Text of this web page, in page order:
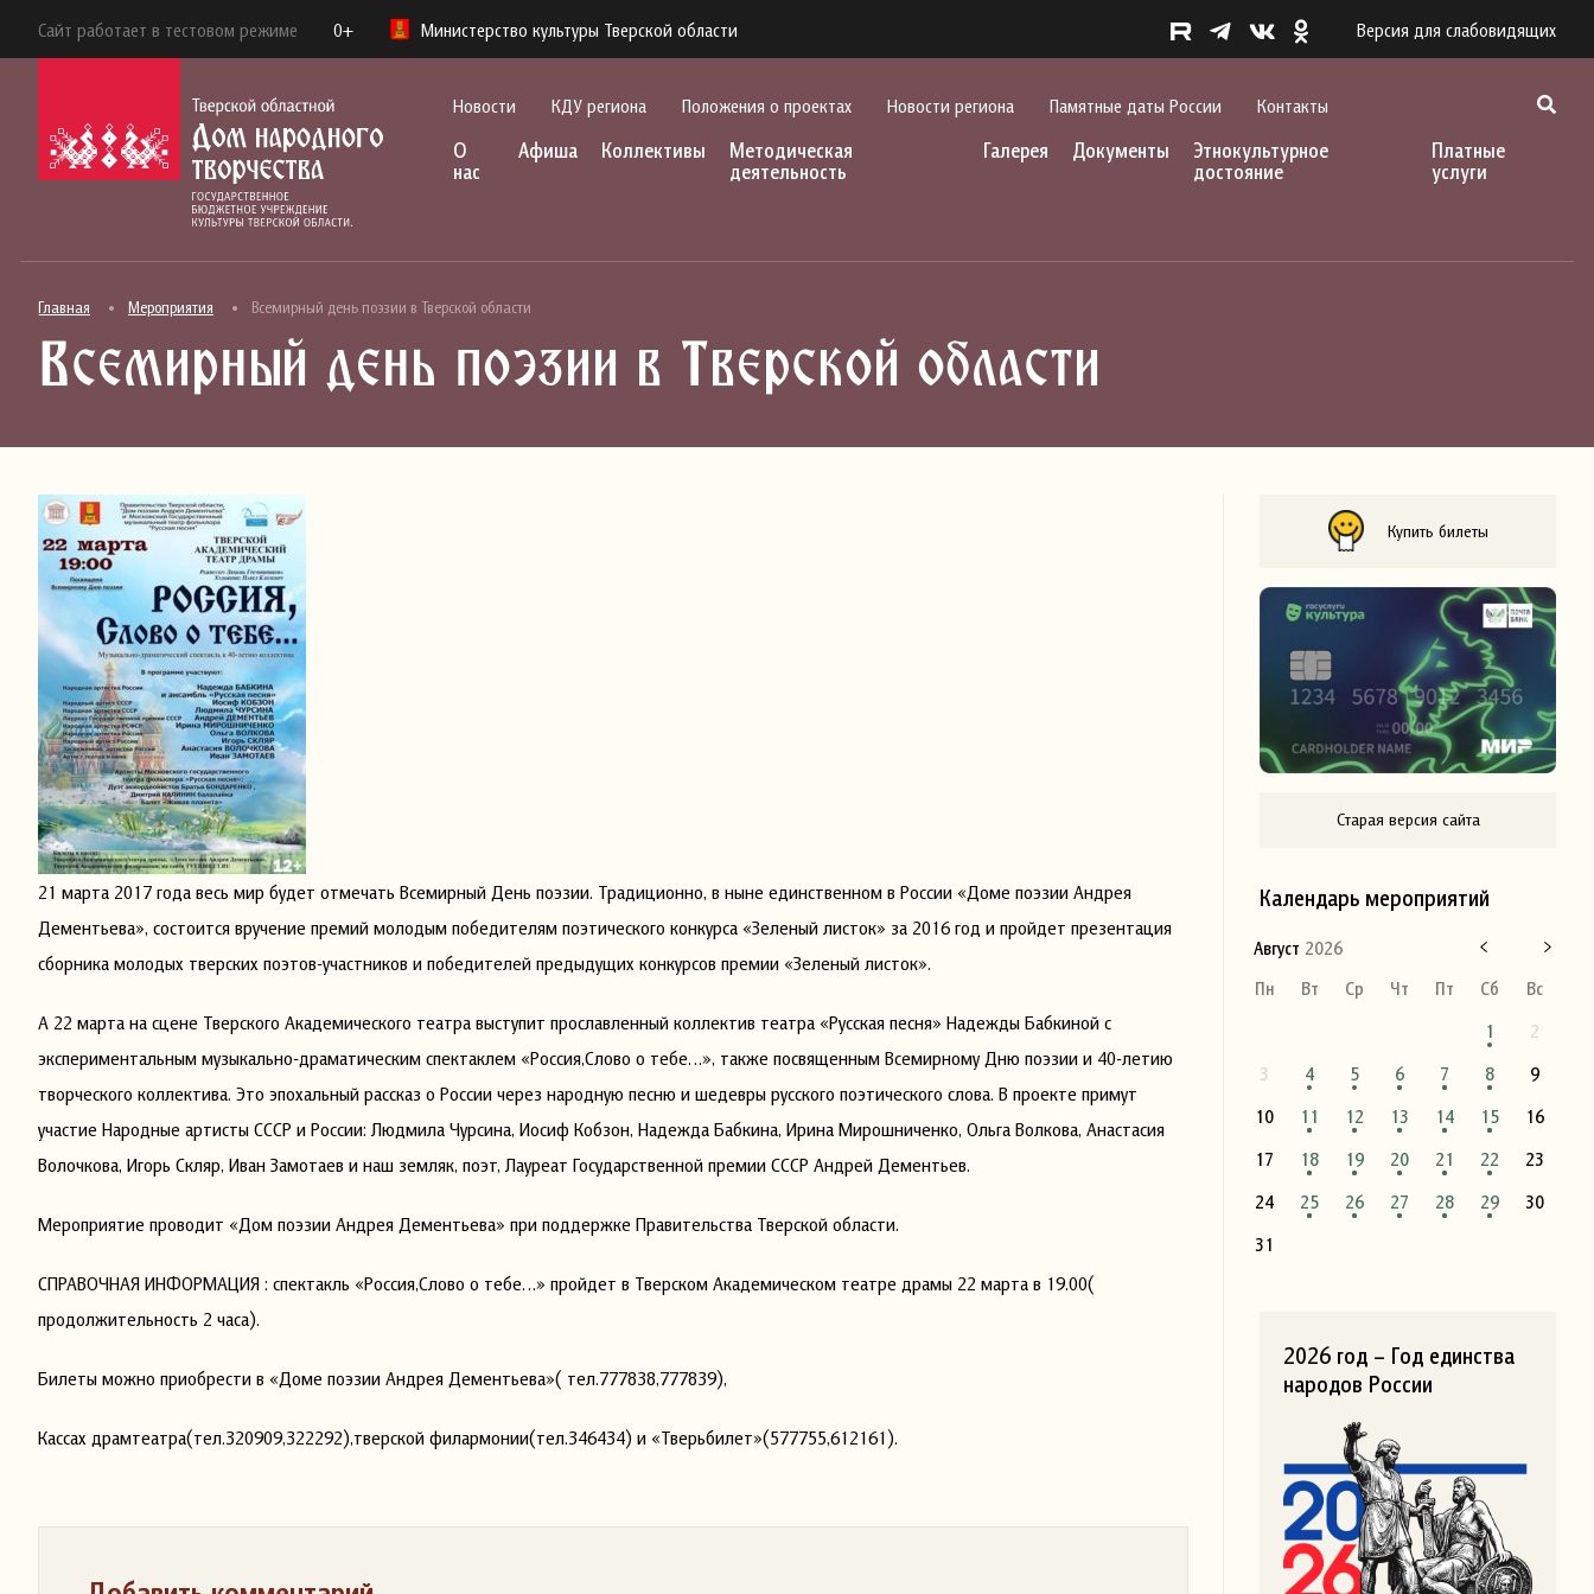
Сайт работает в тестовом режиме 0+ Министерство культуры Тверской области Версия для слабовидящих
Новости КДУ региона Положения о проектах Новости региона Памятные даты России Контакты
О
нас
Афиша Коллективы
Методическая
деятельность
Галерея Документы
Этнокультурное
достояние
Платные
услуги
Главная Мероприятия Всемирный день поэзии в Тверской области
Всемирный день поэзии в Тверской области
21 марта 2017 года весь мир будет отмечать Всемирный День поэзии. Традиционно, в ныне единственном в России «Доме поэзии Андрея
Дементьева», состоится вручение премий молодым победителям поэтического конкурса «Зеленый листок» за 2016 год и пройдет презентация
сборника молодых тверских поэтов-участников и победителей предыдущих конкурсов премии «Зеленый листок».
А 22 марта на сцене Тверского Академического театра выступит прославленный коллектив театра «Русская песня» Надежды Бабкиной с
экспериментальным музыкально-драматическим спектаклем «Россия,Слово о тебе…», также посвященным Всемирному Дню поэзии и 40-летию
творческого коллектива. Это эпохальный рассказ о России через народную песню и шедевры русского поэтического слова. В проекте примут
участие Народные артисты СССР и России: Людмила Чурсина, Иосиф Кобзон, Надежда Бабкина, Ирина Мирошниченко, Ольга Волкова, Анастасия
Волочкова, Игорь Скляр, Иван Замотаев и наш земляк, поэт, Лауреат Государственной премии СССР Андрей Дементьев.
Мероприятие проводит «Дом поэзии Андрея Дементьева» при поддержке Правительства Тверской области.
СПРАВОЧНАЯ ИНФОРМАЦИЯ : спектакль «Россия,Слово о тебе…» пройдет в Тверском Академическом театре драмы 22 марта в 19.00(
продолжительность 2 часа).
Билеты можно приобрести в «Доме поэзии Андрея Дементьева»( тел.777838,777839),
Кассах драмтеатра(тел.320909,322292),тверской филармонии(тел.346434) и «Тверьбилет»(577755,612161).
Купить билеты
Старая версия сайта
Календарь мероприятий
Август 2026
Пн
Вт Ср Чт Пт Сб
Вс
1
2
3
4 5 6 7 8
9
10
11 12 13 14 15
16
17
18 19 20 21 22
23
24
25 26 27 28 29
30
31
2026 год – Год единства
народов России